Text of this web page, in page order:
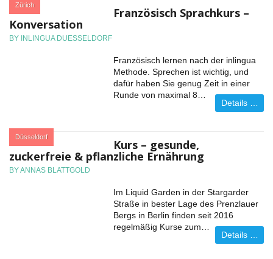
Zürich
Französisch Sprachkurs –
Konversation
BY INLINGUA DUESSELDORF
Düsseldorf
Französisch lernen nach der inlingua
Methode. Sprechen ist wichtig, und
dafür haben Sie genug Zeit in einer
Runde von maximal 8…
Details …
Kurs – gesunde,
zuckerfreie & pflanzliche Ernährung
BY ANNAS BLATTGOLD
Im Liquid Garden in der Stargarder
Straße in bester Lage des Prenzlauer
Bergs in Berlin finden seit 2016
regelmäßig Kurse zum…
Details …